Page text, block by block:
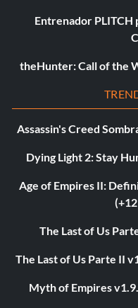
Entrenador PLITCH
theHunter: Call of the
Assassin's Creed
Dying Light 2: Stay
Age of Empires II:
The Last of Us
The Last of Us Parte II
Myth of Empires